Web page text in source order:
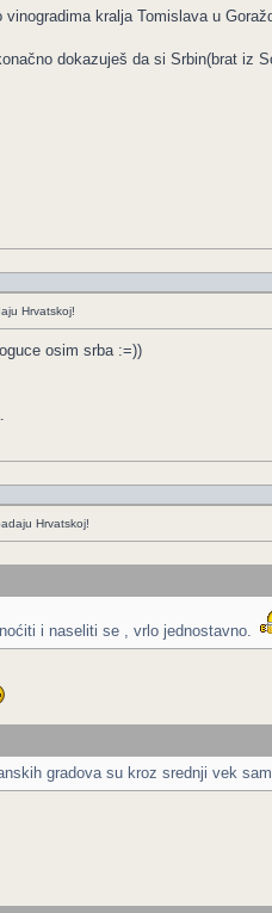
kralja Tomislava u
dokazuješ da si Srbin(brat iz
Hrvatskoj!
osim srba :=))
Hrvatskoj!
i naseliti se , vrlo jednostavno.
gradova su kroz srednji vek